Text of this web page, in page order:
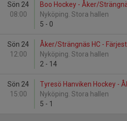
Sön 24
08:00
Boo Hockey - Åker/
Nyköping. Stora hallen
5 - 0
Sön 24
12:00
Åker/Strängnäs HC -
Nyköping. Stora hallen
2 - 14
Sön 24
15:00
Tyresö Hanviken Hockey -
Nyköping. Stora hallen
5 - 1